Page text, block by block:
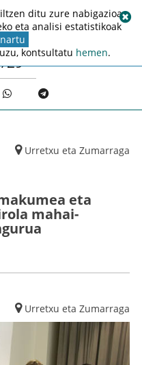
29
Urretxu eta Zumarraga
eta
mahai-
Urretxu eta Zumarraga
ditu zure nabigazioa
eta analisi estatistikoak
kontsultatu hemen.